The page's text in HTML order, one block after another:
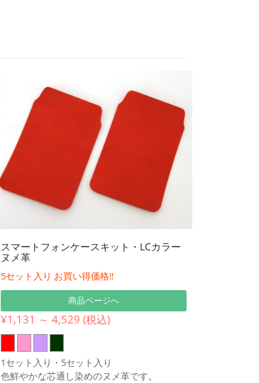
スマートフォンケースキット・LCカラー
ヌメ革
5セット入り お買い得価格!!
商品ページへ
¥1,131 ～ 4,529 (税込)
1セット入り・5セット入り
色鮮やかな芯通し染めのヌメ革です。